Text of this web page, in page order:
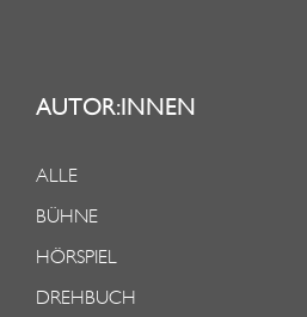
AUTOR:INNEN
ALLE
BÜHNE
HÖRSPIEL
DREHBUCH